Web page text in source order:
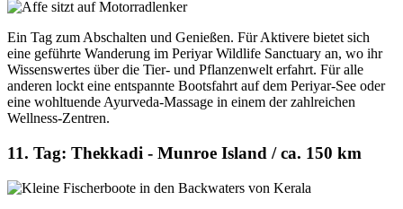
Ein Tag zum Abschalten und Genießen. Für Aktivere bietet sich
eine geführte Wanderung im Periyar Wildlife Sanctuary an, wo ihr
Wissenswertes über die Tier- und Pflanzenwelt erfahrt. Für alle
anderen lockt eine entspannte Bootsfahrt auf dem Periyar-See oder
eine wohltuende Ayurveda-Massage in einem der zahlreichen
Wellness-Zentren.
11. Tag: Thekkadi - Munroe Island / ca. 150 km